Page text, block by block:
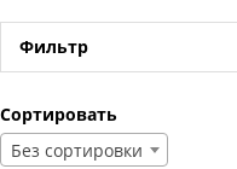
Фильтр
Сортировать
Без сортировки